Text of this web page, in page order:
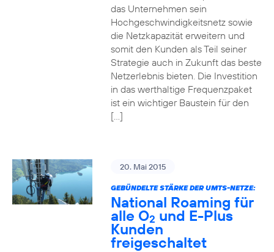
das Unternehmen sein
Hochgeschwindigkeitsnetz sowie
die Netzkapazität erweitern und
somit den Kunden als Teil seiner
Strategie auch in Zukunft das beste
Netzerlebnis bieten. Die Investition
in das werthaltige Frequenzpaket
ist ein wichtiger Baustein für den
[…]
20. Mai 2015
GEBÜNDELTE STÄRKE DER UMTS-NETZE:
National Roaming für
alle O2 und E-Plus
Kunden
freigeschaltet